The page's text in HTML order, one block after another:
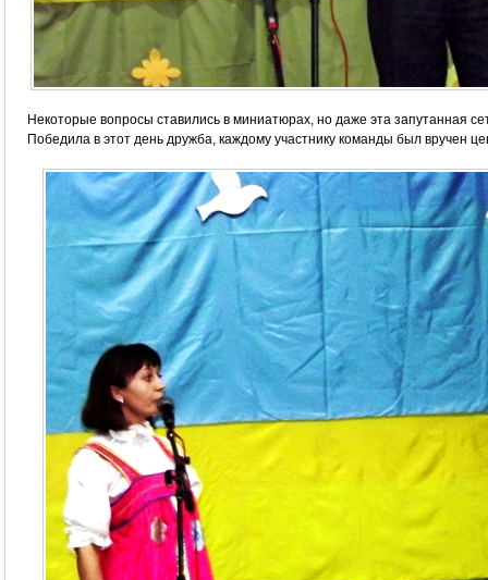
Некоторые вопросы ставились в миниатюрах, но даже эта запутанная
Победила в этот день дружба, каждому участнику команды был вручен